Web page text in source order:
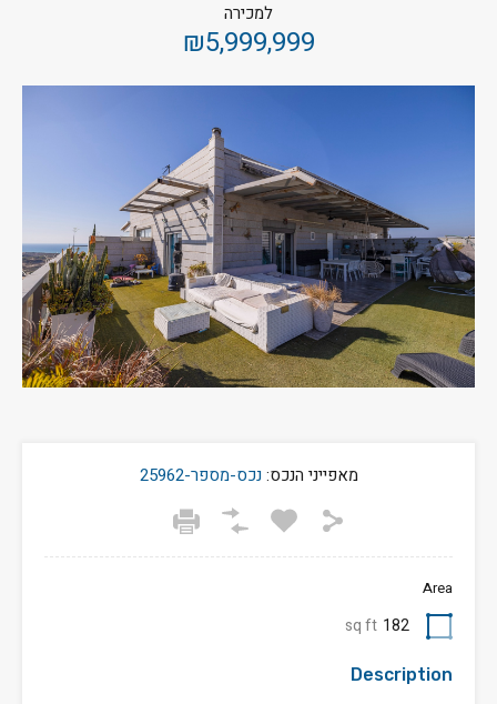
למכירה
₪5,999,999
מאפייני הנכס:נכס-מספר-25962
Area
182
sq ft
Description